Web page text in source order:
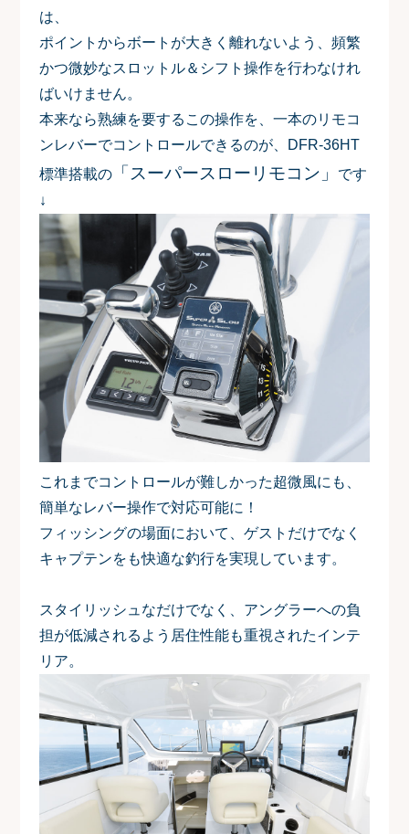
は、
ポイントからボートが大きく離れないよう、頻繁
かつ微妙なスロットル＆シフト操作を行わなけれ
ばいけません。
本来なら熟練を要するこの操作を、一本のリモコ
ンレバーでコントロールできるのが、DFR-36HT
標準搭載の「スーパースローリモコン」
です
↓
これまでコントロールが難しかった超微風にも、
簡単なレバー操作で対応可能に！
フィッシングの場面において、ゲストだけでなく
キャプテンをも快適な釣行を実現しています。
スタイリッシュなだけでなく、アングラーへの負
担が低減されるよう居住性能も重視されたインテ
リア。